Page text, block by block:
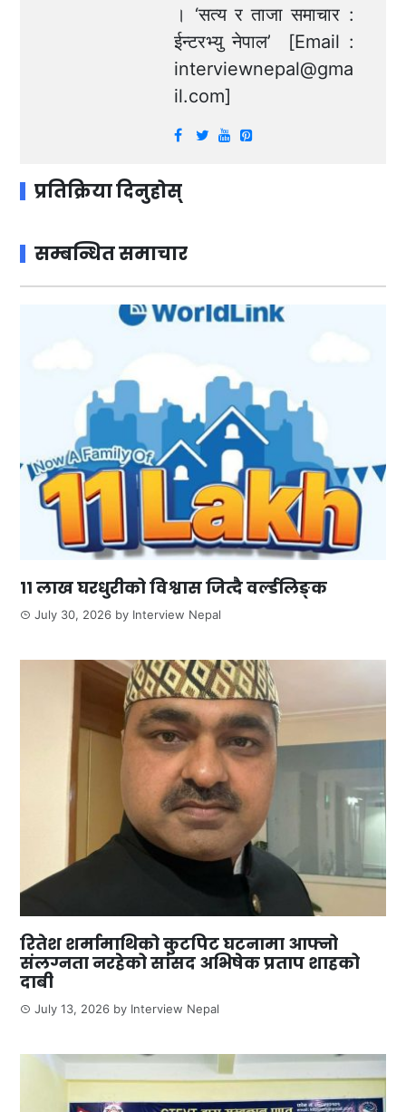
। ‘सत्य र ताजा समाचार :
ईन्टरभ्यु नेपाल’ [Email :
interviewnepal@gma
il.com]
प्रतिक्रिया दिनुहोस्
सम्बन्धित समाचार
११ लाख घरधुरीको विश्वास जित्दै वर्ल्डलिङ्क
July 30, 2026 by Interview Nepal
रितेश शर्मामाथिको कुटपिट घटनामा आफ्नो
संलग्नता नरहेको सांसद अभिषेक प्रताप शाहको
दाबी
July 13, 2026 by Interview Nepal